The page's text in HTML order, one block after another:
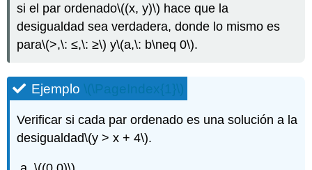
si el par ordenado\((x, y)\) hace que la
desigualdad sea verdadera, donde lo mismo es
para\(>,\: ≤,\: ≥\) y\(a,\: b\neq 0\).
Ejemplo \(\PageIndex{1}\)
Verificar si cada par ordenado es una solución a la
desigualdad\(y > x + 4\).